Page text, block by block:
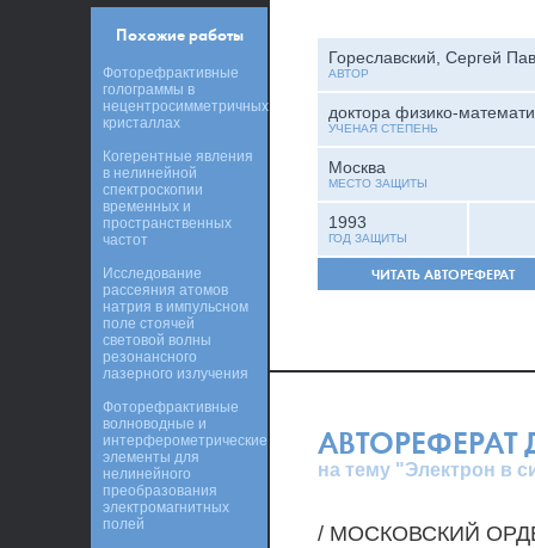
Гореславский, Сергей
АВТОР
доктора физико-
УЧЕНАЯ СТЕПЕНЬ
Москва
МЕСТО ЗАЩИТЫ
1993
ГОД ЗАЩИТЫ
ЧИТАТЬ АВТОРЕФЕРАТ
АВТОРЕФЕРАТ
на тему "Электрон в
/ МОСКОВСКИЙ
Похожие работы
Фоторефрактивные
голограммы в
нецентросимметричных
кристаллах
Когерентные явления
в нелинейной
спектроскопии
временных и
пространственных
частот
Исследование
рассеяния атомов
натрия в импульсном
поле стоячей
световой волны
резонансного
лазерного излучения
Фоторефрактивные
волноводные и
интерферометрические
элементы для
нелинейного
преобразования
электромагнитных
полей